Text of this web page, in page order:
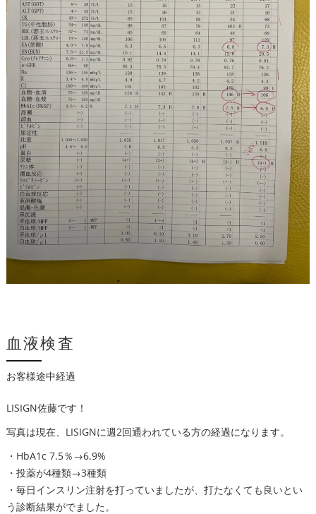
お客様途中経過
血液検査
LISIGN佐藤です！
写真は現在、LISIGNに週2回通われている方の経過になります。
・HbA1c 7.5％→6.9%
・投薬が4種類→3種類
・毎日インスリン注射を打っていましたが、打たなくても良いとい
う診断結果がでました。